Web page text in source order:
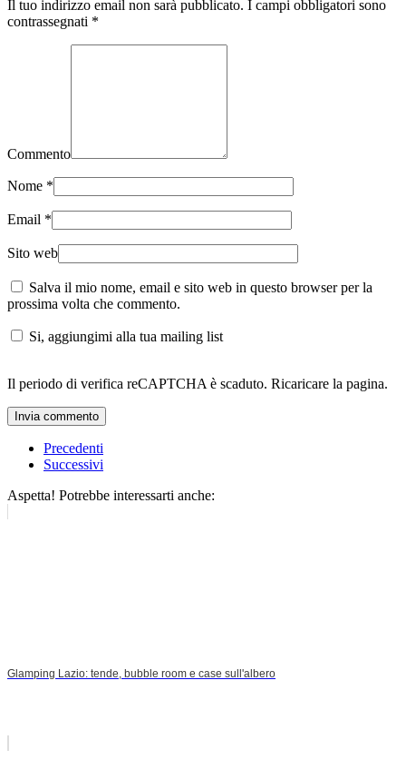
Il tuo indirizzo email non sarà pubblicato. I campi obbligatori sono
contrassegnati *
Commento
Nome *
Email *
Sito web
Salva il mio nome, email e sito web in questo browser per la
prossima volta che commento.
Si, aggiungimi alla tua mailing list
Il periodo di verifica reCAPTCHA è scaduto. Ricaricare la pagina.
Invia commento
Precedenti
Successivi
Aspetta! Potrebbe interessarti anche:
Glamping Lazio: tende, bubble room e case sull'albero